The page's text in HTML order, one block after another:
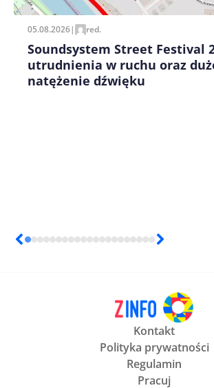
05.08.2026| red.
Soundsystem Street Festival
utrudnienia w ruchu oraz
natężenie dźwięku
Kontakt
Polityka prywatności
Regulamin
Pracuj